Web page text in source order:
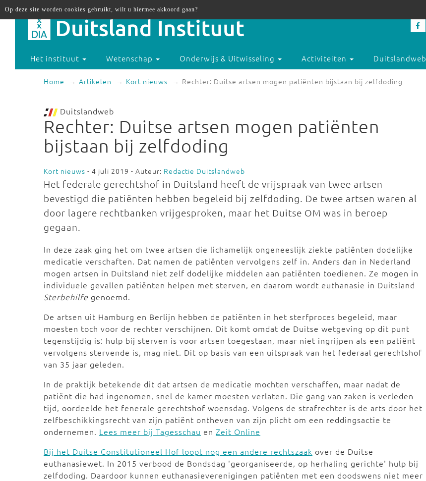
Het instituut Wetenschap Onderwijs & Uitwisseling Activiteiten Duitslandweb
Home Artikelen Kort nieuws Rechter: Duitse artsen mogen patiënten bijstaan bij zelfdoding
Duitslandweb
Rechter: Duitse artsen mogen patiënten
bijstaan bij zelfdoding
Kort nieuws - 4 juli 2019 - Auteur: Redactie Duitslandweb
Het federale gerechtshof in Duitsland heeft de vrijspraak van twee artsen
bevestigd die patiënten hebben begeleid bij zelfdoding. De twee artsen waren al
door lagere rechtbanken vrijgesproken, maar het Duitse OM was in beroep
gegaan.
In deze zaak ging het om twee artsen die lichamelijk ongeneeslijk ziekte patiënten dodelijke
medicatie verschaften. Dat namen de patiënten vervolgens zelf in. Anders dan in Nederland
mogen artsen in Duitsland niet zelf dodelijke middelen aan patiënten toedienen. Ze mogen in
individuele gevallen patiënten helpen met sterven, en daarom wordt euthanasie in Duitsland
Sterbehilfe genoemd.
De artsen uit Hamburg en Berlijn hebben de patiënten in het sterfproces begeleid, maar
moesten toch voor de rechter verschijnen. Dit komt omdat de Duitse wetgeving op dit punt
tegenstijdig is: hulp bij sterven is voor artsen toegestaan, maar niet ingrijpen als een patiënt
vervolgens stervende is, mag niet. Dit op basis van een uitspraak van het federaal gerechtshof
van 35 jaar geleden.
In de praktijk betekende dit dat artsen de medicatie mochten verschaffen, maar nadat de
patiënt die had ingenomen, snel de kamer moesten verlaten. Die gang van zaken is verleden
tijd, oordeelde het fenerale gerechtshof woensdag. Volgens de strafrechter is de arts door het
zelfbeschikkingsrecht van zijn patiënt ontheven van zijn plicht om een reddingsactie te
ondernemen. Lees meer bij Tagesschau en Zeit Online
Bij het Duitse Constitutioneel Hof loopt nog een andere rechtszaak over de Duitse
euthanasiewet. In 2015 verbood de Bondsdag 'georganiseerde, op herhaling gerichte' hulp bij
zelfdoding. Daardoor kunnen euthanasieverenigingen patiënten met een doodswens niet meer
Op deze site worden cookies gebruikt, wilt u hiermee akkoord gaan?